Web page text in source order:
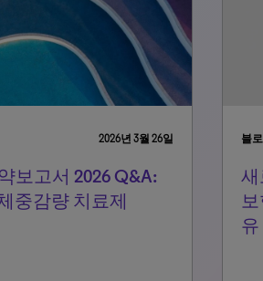
2026년 3월 26일
보고서 2026 Q&A:
중감량 치료제
블
새
유